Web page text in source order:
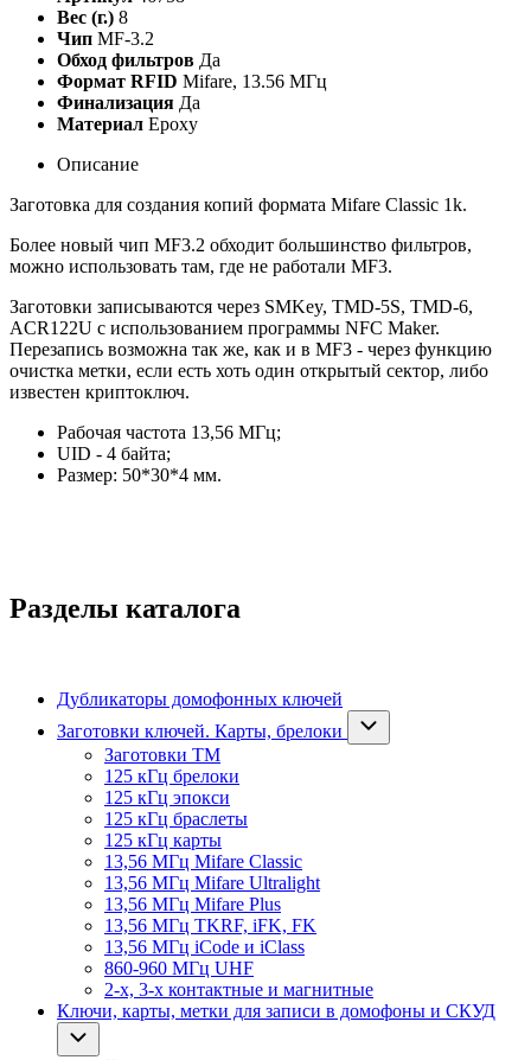
Вес (г.) 8
Чип MF-3.2
Обход фильтров Да
Формат RFID Mifare, 13.56 МГц
Финализация Да
Материал Epoxy
Описание
Заготовка для создания копий формата Mifare Classic 1k.
Более новый чип MF3.2 обходит большинство фильтров,
можно использовать там, где не работали MF3.
Заготовки записываются через SMKey, TMD-5S, TMD-6,
ACR122U с использованием программы NFC Maker.
Перезапись возможна так же, как и в MF3 - через функцию
очистка метки, если есть хоть один открытый сектор, либо
известен криптоключ.
Рабочая частота 13,56 МГц;
UID - 4 байта;
Размер: 50*30*4 мм.
Разделы каталога
Дубликаторы домофонных ключей
Заготовки ключей. Карты, брелоки
Заготовки ТМ
125 кГц брелоки
125 кГц эпокси
125 кГц браслеты
125 кГц карты
13,56 МГц Mifare Classic
13,56 МГц Mifare Ultralight
13,56 МГц Mifare Plus
13,56 МГц TKRF, iFK, FK
13,56 МГц iCode и iClass
860-960 МГц UHF
2-х, 3-х контактные и магнитные
Ключи, карты, метки для записи в домофоны и СКУД